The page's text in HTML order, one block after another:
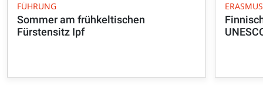
FÜHRUNG
Sommer am frühkeltischen
Fürstensitz Ipf
ERASMUS